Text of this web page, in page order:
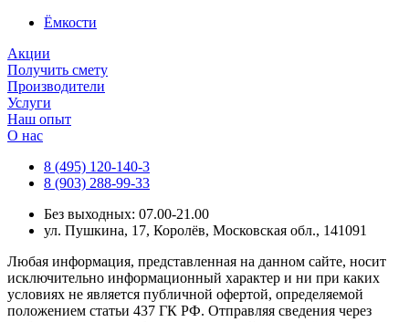
Ёмкости
Акции
Получить смету
Производители
Услуги
Наш опыт
О нас
8 (495) 120-140-3
8 (903) 288-99-33
Без выходных: 07.00-21.00
ул. Пушкина, 17, Королёв, Московская обл., 141091
Любая информация, представленная на данном сайте, носит
исключительно информационный характер и ни при каких
условиях не является публичной офертой, определяемой
положением статьи 437 ГК РФ. Отправляя сведения через